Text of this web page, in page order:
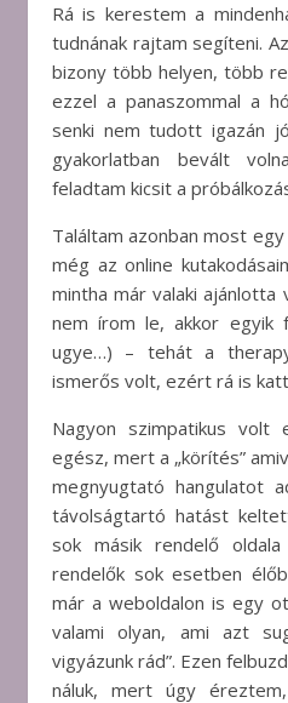
Rá is kerestem a
tudnának rajtam segíteni.
bizony több helyen, több
ezzel a panaszommal a
senki nem tudott igazán
gyakorlatban bevált
feladtam kicsit a
Találtam azonban most
még az online
mintha már valaki ajánlotta
nem írom le, akkor egyik
ugye…) – tehát a
ismerős volt, ezért rá is
Nagyon szimpatikus volt
egész, mert a „körítés”
megnyugtató hangulatot
távolságtartó hatást
sok másik rendelő
rendelők sok esetben
már a weboldalon is egy
valami olyan, ami azt
vigyázunk rád”. Ezen
náluk, mert úgy